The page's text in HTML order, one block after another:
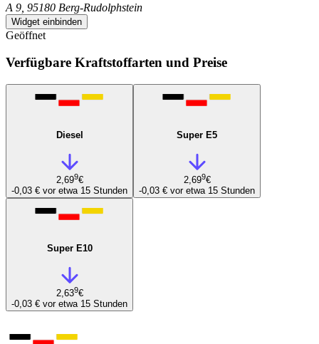
A 9, 95180 Berg-Rudolphstein
Widget einbinden
Geöffnet
Verfügbare Kraftstoffarten und Preise
Diesel
2,699€
-0,03 € vor etwa 15 Stunden
Super E5
2,699€
-0,03 € vor etwa 15 Stunden
Super E10
2,639€
-0,03 € vor etwa 15 Stunden